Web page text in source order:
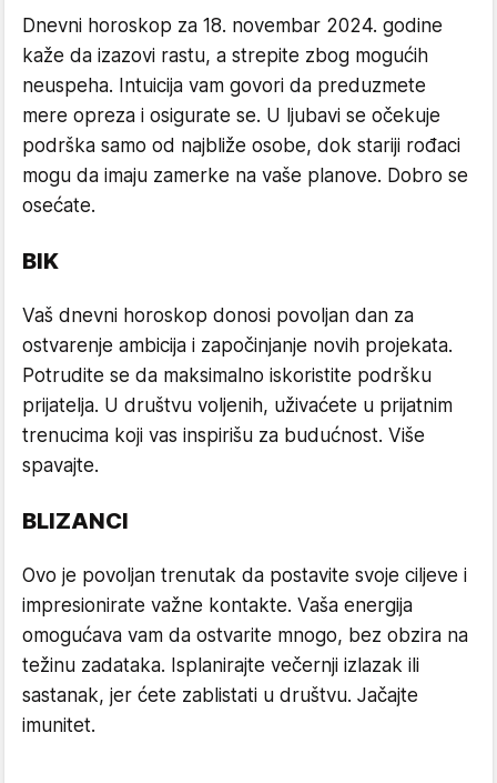
Dnevni horoskop za 18. novembar 2024. godine
kaže da izazovi rastu, a strepite zbog mogućih
neuspeha. Intuicija vam govori da preduzmete
mere opreza i osigurate se. U ljubavi se očekuje
podrška samo od najbliže osobe, dok stariji rođaci
mogu da imaju zamerke na vaše planove. Dobro se
osećate.
BIK
Vaš dnevni horoskop donosi povoljan dan za
ostvarenje ambicija i započinjanje novih projekata.
Potrudite se da maksimalno iskoristite podršku
prijatelja. U društvu voljenih, uživaćete u prijatnim
trenucima koji vas inspirišu za budućnost. Više
spavajte.
BLIZANCI
Ovo je povoljan trenutak da postavite svoje ciljeve i
impresionirate važne kontakte. Vaša energija
omogućava vam da ostvarite mnogo, bez obzira na
težinu zadataka. Isplanirajte večernji izlazak ili
sastanak, jer ćete zablistati u društvu. Jačajte
imunitet.